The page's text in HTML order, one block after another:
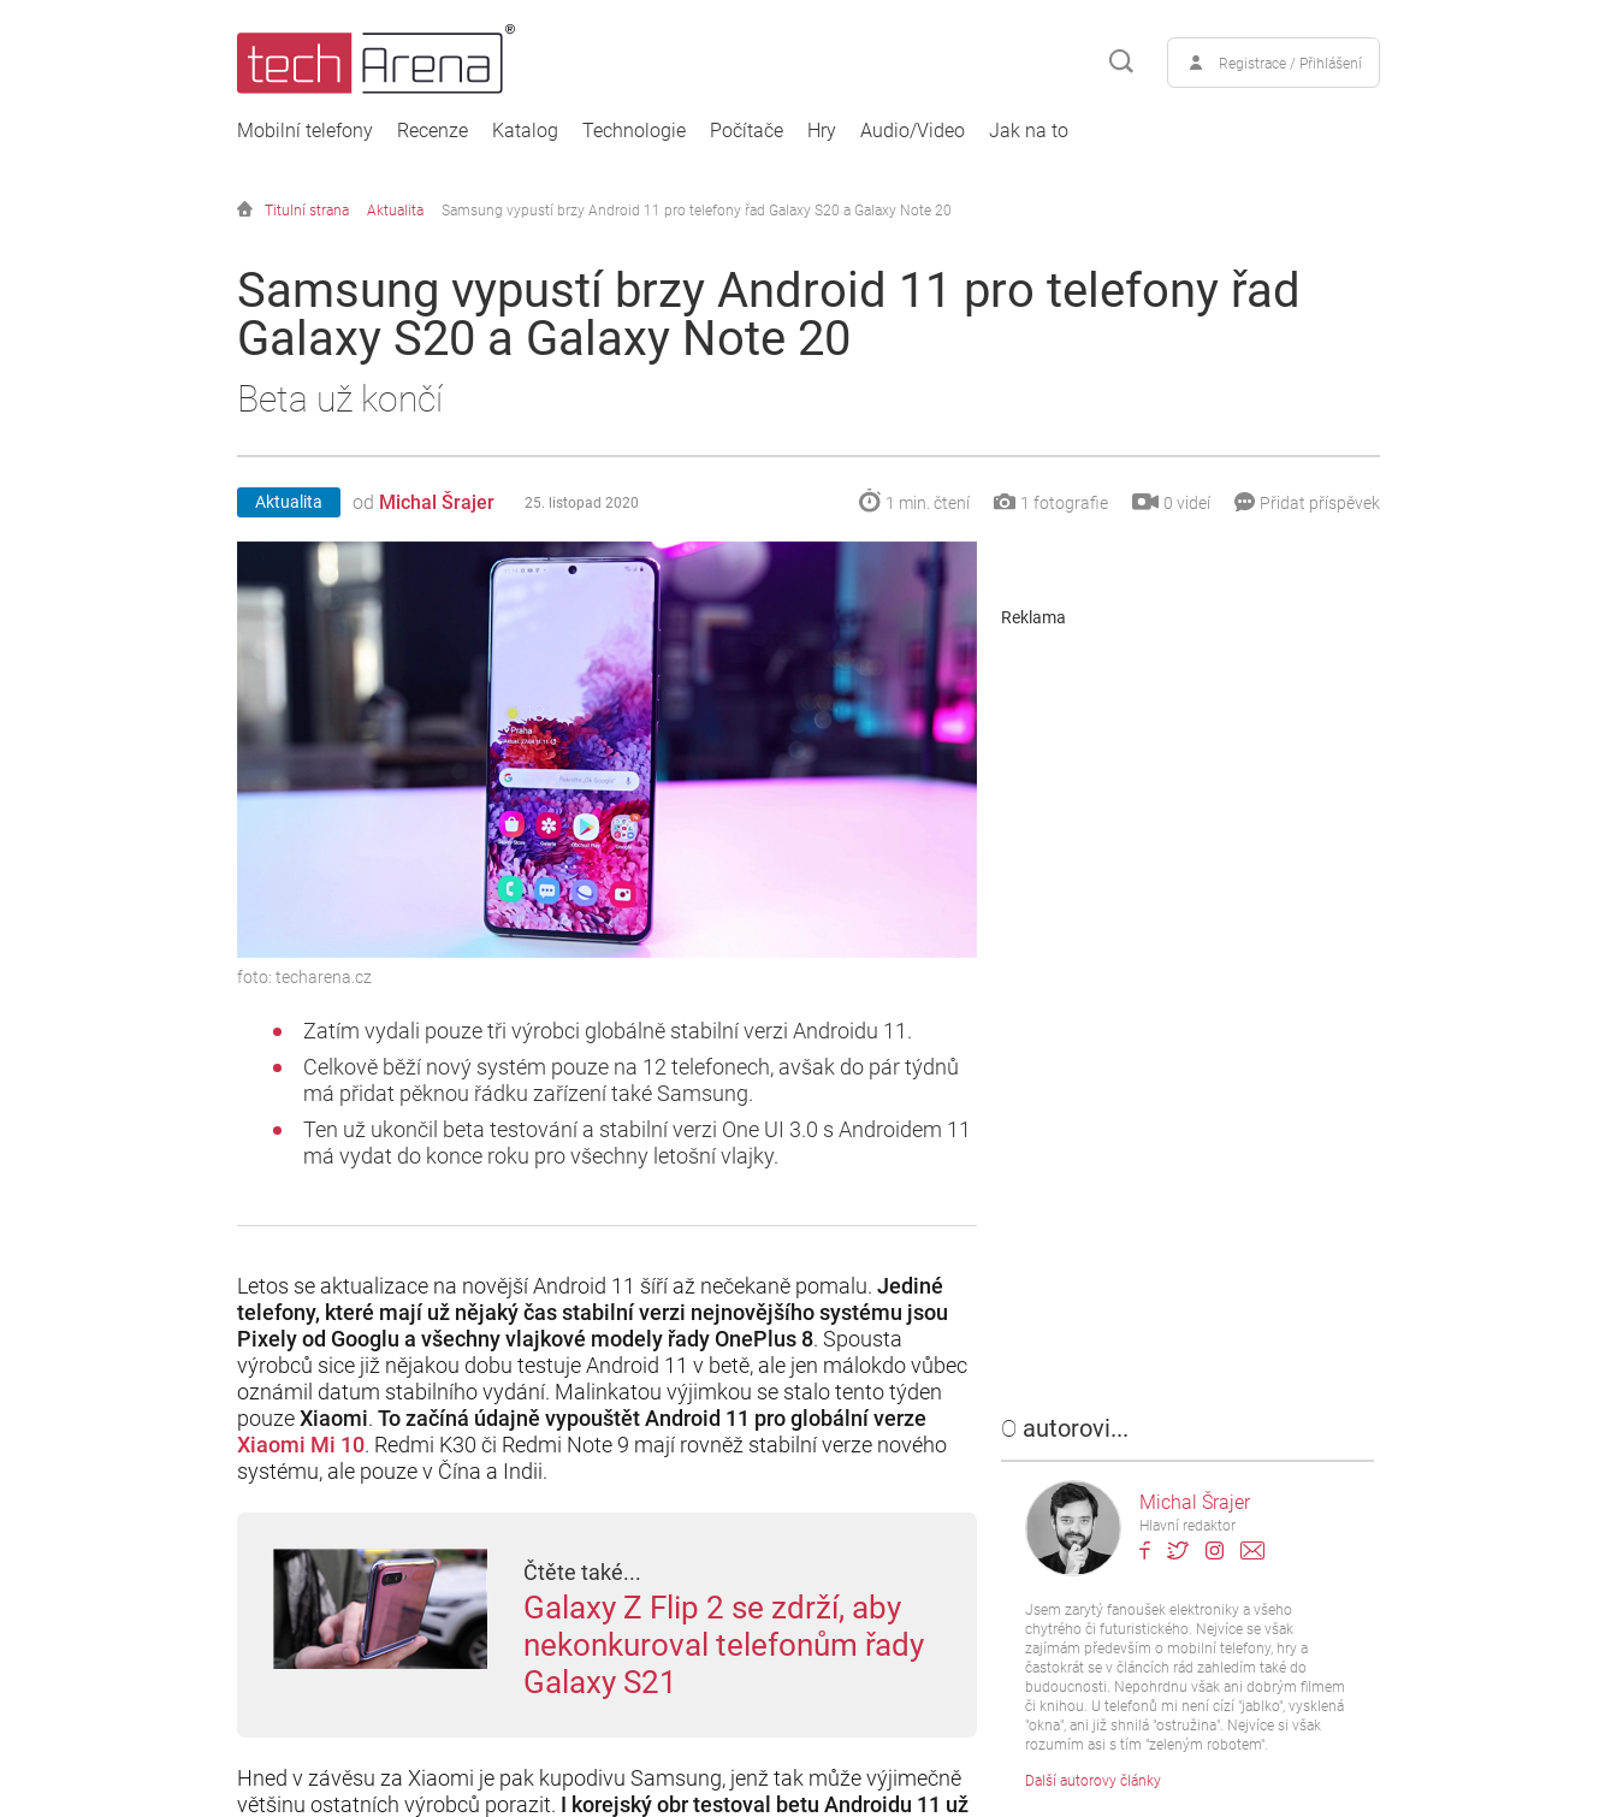
Registrace / Přihlášení
Mobilní telefony Recenze Katalog Technologie Počítače Hry Audio/Video Jak na to
Titulní strana Aktualita Samsung vypustí brzy Android 11 pro telefony řad Galaxy S20 a Galaxy Note 20
Samsung vypustí brzy Android 11 pro telefony řad
Galaxy S20 a Galaxy Note 20
Beta už končí
Aktualita od Michal Šrajer 25. listopad 2020 1 min. čtení 1 fotografie 0 videí Přidat příspěvek
foto: techarena.cz
Zatím vydali pouze tři výrobci globálně stabilní verzi Androidu 11.
Celkově běží nový systém pouze na 12 telefonech, avšak do pár týdnů
má přidat pěknou řádku zařízení také Samsung.
Ten už ukončil beta testování a stabilní verzi One UI 3.0 s Androidem 11
má vydat do konce roku pro všechny letošní vlajky.
Letos se aktualizace na novější Android 11 šíří až nečekaně pomalu. Jediné
telefony, které mají už nějaký čas stabilní verzi nejnovějšího systému jsou
Pixely od Googlu a všechny vlajkové modely řady OnePlus 8. Spousta
výrobců sice již nějakou dobu testuje Android 11 v betě, ale jen málokdo vůbec
oznámil datum stabilního vydání. Malinkatou výjimkou se stalo tento týden
pouzeXiaomi. To začíná údajně vypouštět Android 11 pro globální verze
Xiaomi Mi 10. Redmi K30 či Redmi Note 9 mají rovněž stabilní verze nového
systému, ale pouze v Čína a Indii.
Čtěte také...
Galaxy Z Flip 2 se zdrží, aby
nekonkuroval telefonům řady
Galaxy S21
Hned v závěsu za Xiaomi je pak kupodivu Samsung, jenž tak může výjimečně
většinu ostatních výrobců porazit. I korejský obr testoval betu Androidu 11 už
Reklama
O autorovi...
Michal Šrajer
Hlavní redaktor
Jsem zarytý fanoušek elektroniky a všeho
chytrého či futuristického. Nejvíce se však
zajímám především o mobilní telefony, hry a
častokrát se v článcích rád zahledím také do
budoucnosti. Nepohrdnu však ani dobrým filmem
či knihou. U telefonů mi není cízí "jablko", vysklená
"okna", ani již shnilá "ostružina". Nejvíce si však
rozumím asi s tím "zeleným robotem".
Další autorovy články